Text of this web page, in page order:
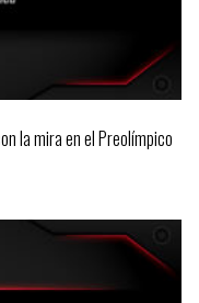
la mira en el Preolímpico